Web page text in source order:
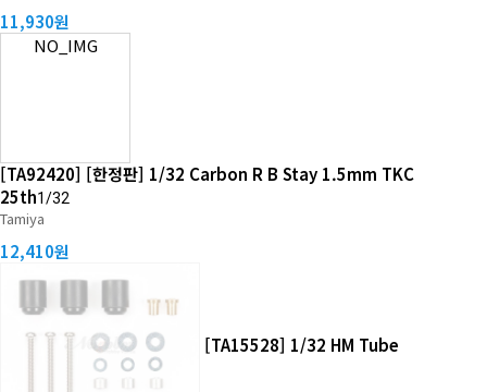
11,930원
NO_IMG
[TA92420] [한정판] 1/32 Carbon R B Stay 1.5mm TKC
25th1/32
Tamiya
12,410원
[TA15528] 1/32 HM Tube